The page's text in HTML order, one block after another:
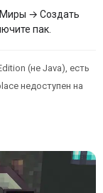
Миры → Создать
пак.
(не Java), есть
недоступен на